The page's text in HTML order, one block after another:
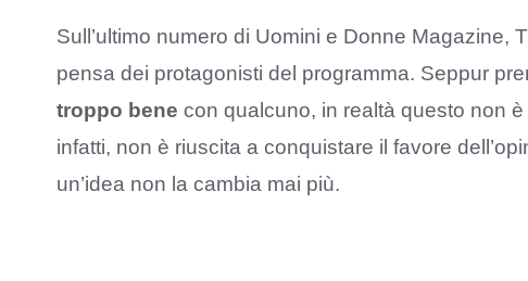
Sull’ultimo numero di Uomini e Donne
pensa dei protagonisti del programma. Seppur
troppo bene con qualcuno, in realtà questo non
infatti, non è riuscita a conquistare il favore
un’idea non la cambia mai più.